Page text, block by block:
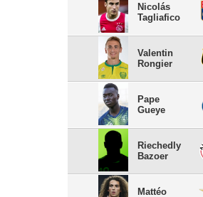
Nicolás
Tagliafico
Valentin
Rongier
Pape
Gueye
Riechedly
Bazoer
Mattéo